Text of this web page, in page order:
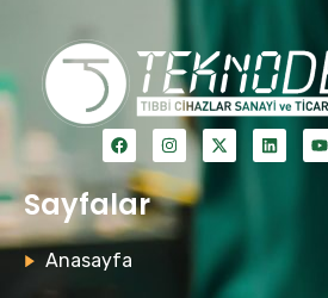
Sayfalar
Anasayfa